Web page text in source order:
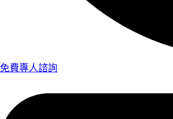
免費專人諮詢